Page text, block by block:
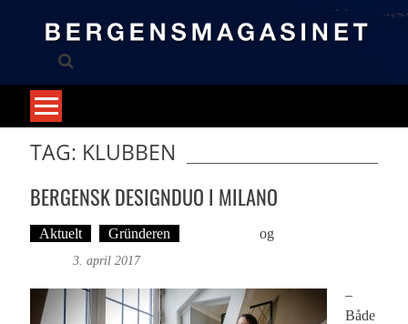
TAG: KLUBBEN
BERGENSK DESIGNDUO I MILANO
Aktuelt Gründeren og
3. april 2017
–
Både